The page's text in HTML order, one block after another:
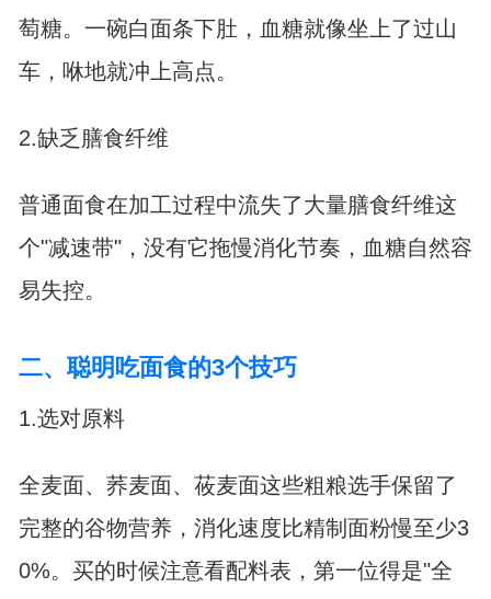
萄糖。一碗白面条下肚，血糖就像坐上了过山
车，咻地就冲上高点。
2.缺乏膳食纤维
普通面食在加工过程中流失了大量膳食纤维这
个"减速带"，没有它拖慢消化节奏，血糖自然容
易失控。
二、聪明吃面食的3个技巧
1.选对原料
全麦面、荞麦面、莜麦面这些粗粮选手保留了
完整的谷物营养，消化速度比精制面粉慢至少3
0%。买的时候注意看配料表，第一位得是"全